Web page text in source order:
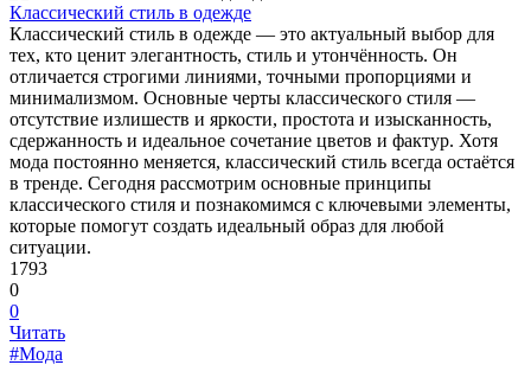
Классический стиль в одежде
Классический стиль в одежде — это актуальный выбор для
тех, кто ценит элегантность, стиль и утончённость. Он
отличается строгими линиями, точными пропорциями и
минимализмом. Основные черты классического стиля —
отсутствие излишеств и яркости, простота и изысканность,
сдержанность и идеальное сочетание цветов и фактур. Хотя
мода постоянно меняется, классический стиль всегда остаётся
в тренде. Сегодня рассмотрим основные принципы
классического стиля и познакомимся с ключевыми элементы,
которые помогут создать идеальный образ для любой
ситуации.
1793
0
0
Читать
#Мода